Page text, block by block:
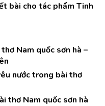
bài cho tác phẩm Tinh
Nam quốc sơn hà –
nước trong bài thơ
thơ Nam quốc sơn hà